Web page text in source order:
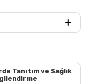
Tanıtım ve Sağlık